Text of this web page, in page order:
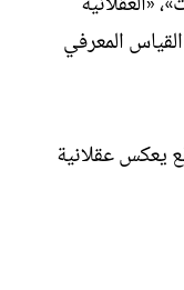
المعرفي
يعكس عقلانية